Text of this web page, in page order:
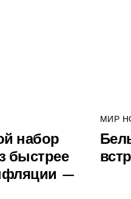
набор
быстрее
—
МИР